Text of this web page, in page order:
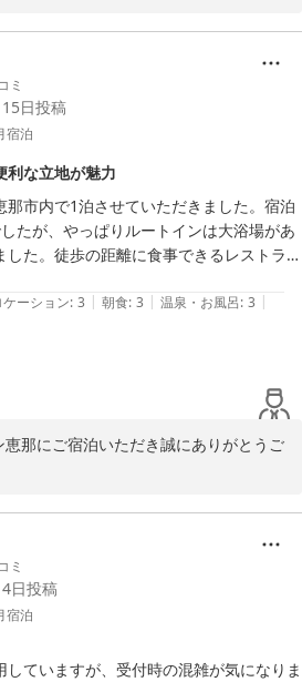
読させていただきました。
よくお過ごしいただけるサービスを従
。
員一同
ミ
日投稿
宿泊
利な立地が魅力
那市内で1泊させていただきました。宿泊
たが、やっぱりルートインは大浴場があ
た。徒歩の距離に食事できるレストラン
は良いです。部屋も駐車場も問題無しで
ケーション: 3 | 朝食: 3 | 温泉・お風呂: 3 |
那にご宿泊いただき誠にありがとうご
また夜2時まで営業しているので、日々
じます。
の飲食店など、立地が良いと写真ま
ありがとうございます。
同心よりお待ち申し上げておりま
ミ
日投稿
宿泊
ていますが、受付時の混雑が気になりま